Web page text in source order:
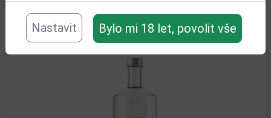
Nastavit Bylo mi 18 let, povolit vše
Související zboží